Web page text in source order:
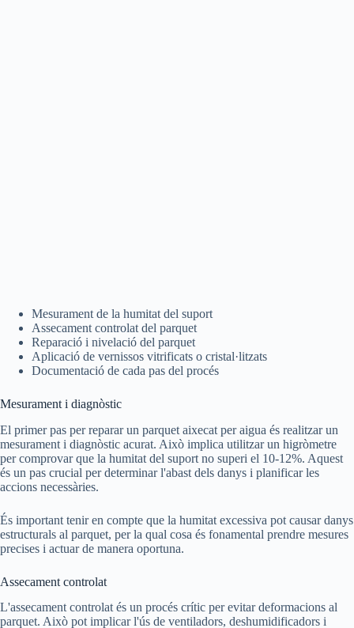
Mesurament de la humitat del suport
Assecament controlat del parquet
Reparació i nivelació del parquet
Aplicació de vernissos vitrificats o cristal·litzats
Documentació de cada pas del procés
Mesurament i diagnòstic
El primer pas per reparar un parquet aixecat per aigua és realitzar un
mesurament i diagnòstic acurat. Això implica utilitzar un higròmetre
per comprovar que la humitat del suport no superi el 10-12%. Aquest
és un pas crucial per determinar l'abast dels danys i planificar les
accions necessàries.
És important tenir en compte que la humitat excessiva pot causar danys
estructurals al parquet, per la qual cosa és fonamental prendre mesures
precises i actuar de manera oportuna.
Assecament controlat
L'assecament controlat és un procés crític per evitar deformacions al
parquet. Això pot implicar l'ús de ventiladors, deshumidificadors i